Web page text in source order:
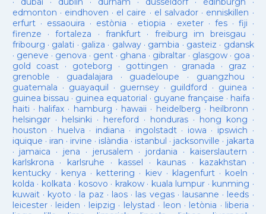
edmonton · eindhoven · el caire · el salvador · enniskillen ·
erfurt· essaouira · estònia · etiopia · exeter· fes· fiji ·
firenze ·fortaleza · frankfurt· freiburg im breisgau ·
fribourg · galati · galiza · galway· gambia · gasteiz · gdansk
· geneve · genova · gent· ghana · gibraltar· glasgow· goa ·
gold coast · goteborg · gottingen · granada · graz ·
grenoble · guadalajara · guadeloupe · guangzhou ·
guatemala · guayaquil · guernsey· guildford · guinea ·
guinea bissau · guinea equatorial · guyane française · haifa ·
haiti · halifax · hamburg · hawaii · heidelberg · heilbronn ·
helsingør· helsinki · hereford · honduras· hong kong ·
houston · huelva · indiana · ingolstadt· iowa · ipswich ·
iquique · iran · irvine · islàndia · istanbul · jacksonville · jakarta
· jamaica · jena · jerusalem · jordania · kaiserslautern ·
karlskrona · karlsruhe · kassel · kaunas· kazakhstan ·
kentucky· kenya · kettering · kiev· klagenfurt · koeln ·
kolda · kolkata · kosovo · krakow· kuala lumpur · kunming ·
kuwait· kyoto · la paz · laos· las vegas· lausanne · leeds ·
leicester· leiden · leipzig · lelystad · leon · letònia · liberia ·